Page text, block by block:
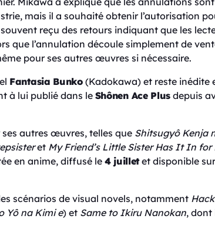
mais il a souhaité obtenir l’autorisation
reçu des retours indiquant que les
que l’annulation découle simplement de
pour ses autres œuvres si nécessaire.
Fantasia Bunko(Kadokawa) et reste inédite
à lui publié dans le Shônen Ace Plusdepuis
autres œuvres, telles que Shitsugyô Kenja
et My Friend’s Little Sister Has It In for
en anime, diffusé le 4 juilletet disponible
scénarios de visual novels, notamment
Yô na Kimi e) et Same to Ikiru Nanokan, dont